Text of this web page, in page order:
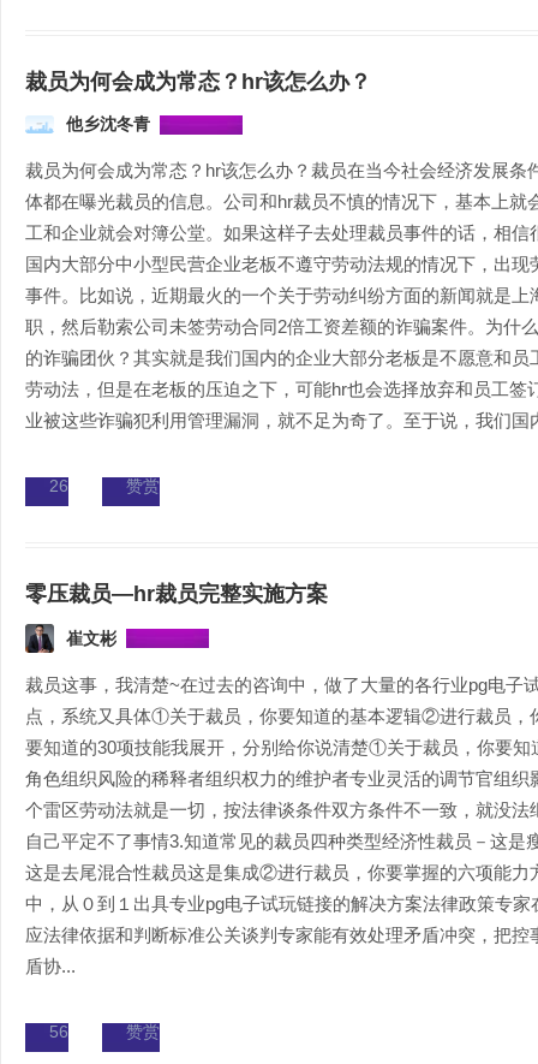
裁员为何会成为常态？hr该怎么办？
他乡沈冬青
裁员为何会成为常态？hr该怎么办？裁员在当今社会经济发展条
体都在曝光裁员的信息。公司和hr裁员不慎的情况下，基本上就
工和企业就会对簿公堂。如果这样子去处理裁员事件的话，相
国内大部分中小型民营企业老板不遵守劳动法规的情况下，出
事件。比如说，近期最火的一个关于劳动纠纷方面的新闻就是
职，然后勒索公司未签劳动合同2倍工资差额的诈骗案件。为什
的诈骗团伙？其实就是我们国内的企业大部分老板是不愿意和
劳动法，但是在老板的压迫之下，可能hr也会选择放弃和员工签
业被这些诈骗犯利用管理漏洞，就不足为奇了。至于说，我们国
26 赞赏
零压裁员—hr裁员完整实施方案
崔文彬
裁员这事，我清楚~在过去的咨询中，做了大量的各行业pg电子
点，系统又具体①关于裁员，你要知道的基本逻辑②进行裁员
要知道的30项技能我展开，分别给你说清楚①关于裁员，你要知
角色组织风险的稀释者组织权力的维护者专业灵活的调节官组
个雷区劳动法就是一切，按法律谈条件双方条件不一致，就没
自己平定不了事情3.知道常见的裁员四种类型经济性裁员－这是
这是去尾混合性裁员这是集成②进行裁员，你要掌握的六项能力
中，从０到１出具专业pg电子试玩链接的解决方案法律政策专
应法律依据和判断标准公关谈判专家能有效处理矛盾冲突，把
盾协...
56 赞赏